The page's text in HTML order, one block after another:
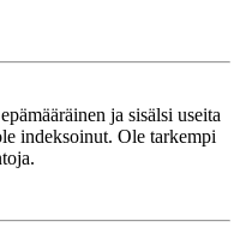
ja sisälsi useita
indeksoinut. Ole tarkempi